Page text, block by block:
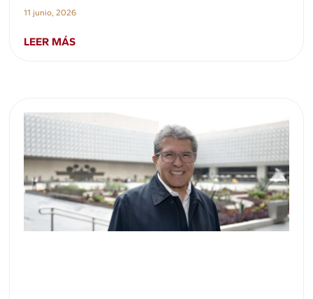
11 junio, 2026
LEER MÁS